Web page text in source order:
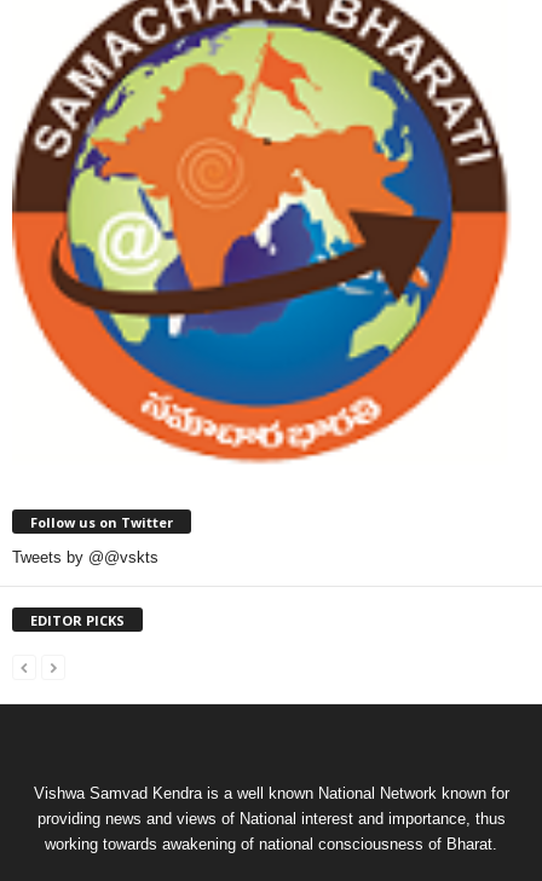
Follow us on Twitter
Tweets by @@vskts
EDITOR PICKS
Vishwa Samvad Kendra is a well known National Network known for
providing news and views of National interest and importance, thus
working towards awakening of national consciousness of Bharat.